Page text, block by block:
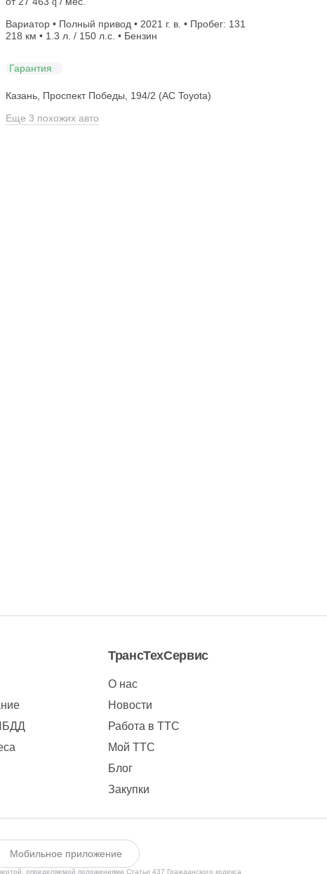
Вариатор • Полный привод • 2021 г. в. • Пробег: 131
218 км • 1.3 л. / 150 л.с. • Бензин
Гарантия
Казань, Проспект Победы, 194/2 (АС Toyota)
Еще 3 похожих авто
ТрансТехСервис
О нас
Новости
Работа в ТТС
Мой ТТС
Блог
Закупки
Мобильное приложение
определяемой положениями Статьи 437 Гражданского кодекса